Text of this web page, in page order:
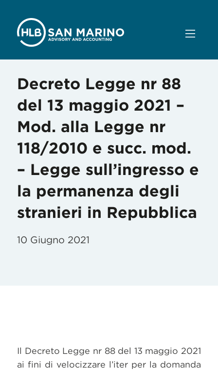
Decreto Legge nr 88
del 13 maggio 2021 –
Mod. alla Legge nr
118/2010 e succ. mod.
– Legge sull’ingresso e
la permanenza degli
stranieri in Repubblica
10 Giugno 2021
Il Decreto Legge nr 88 del 13 maggio 2021
ai fini di velocizzare l’iter per la domanda